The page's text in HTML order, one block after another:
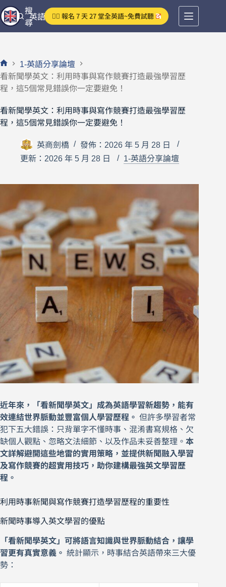
跳
至
主
容
英語分享論壇
搜
尋
👉🏻 報名 7 天 27 堂全英語~免費試聽
首
頁
1-英語分享論壇
看新聞學英文：利用時事與寫作競賽打造最強學習歷
程，這5個常見錯誤你一定要避免！
看新聞學英文：利用時事與寫作競賽打造最強學習歷
程，這5個常見錯誤你一定要避免！
英商劍橋
發佈：2026 年 5 月 28 日
更新：2026 年 5 月 28 日
1-英語分享論壇
近年來，「看新聞學英文」成為英語學習新趨勢，能有
效連結世界脈動並豐富個人學習歷程。 但許多學習者常
犯下五大錯誤：只背單字不懂時事、混淆書寫規格、欠
缺個人觀點、忽略文法細節、以及作品未妥善整理。 本
文詳解避開這些地雷的實用策略，並提供新聞融入學習
及寫作競賽的超實用技巧，助你建構最強英文學習歷
程。
利用時事新聞與寫作競賽打造學習歷程的重要性
新聞時事導入英文學習的優點
「看新聞學英文」可將語言知識與世界脈動結合，讓學
習更有真實意義。 統計顯示，時事結合英語帶來三大優
勢：